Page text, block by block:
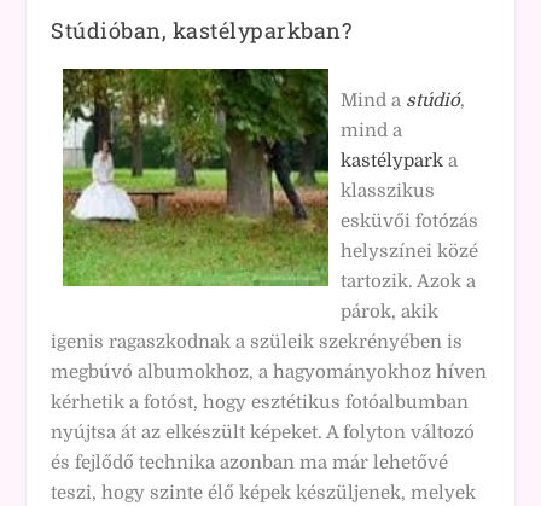
Stúdióban, kastélyparkban?
Mind a stúdió,
mind a
kastélypark a
klasszikus
esküvői fotózás
helyszínei közé
tartozik. Azok a
párok, akik
igenis ragaszkodnak a szüleik szekrényében is
megbúvó albumokhoz, a hagyományokhoz híven
kérhetik a fotóst, hogy esztétikus fotóalbumban
nyújtsa át az elkészült képeket. A folyton változó
és fejlődő technika azonban ma már lehetővé
teszi, hogy szinte élő képek készüljenek, melyek